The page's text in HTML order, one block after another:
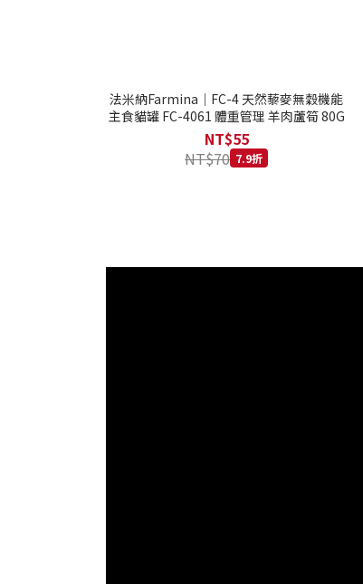
法米納Farmina｜FC-4 天然藜麥無穀機能
主食貓罐 FC-4061 體重管理 羊肉蘆筍 80G
NT$55
NT$70 7.9折